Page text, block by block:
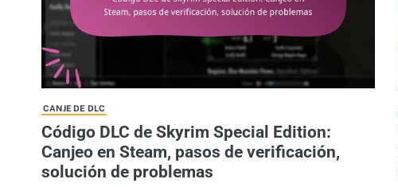
CANJE DE DLC
Código DLC de Skyrim Special Edition:
Canjeo en Steam, pasos de verificación,
solución de problemas